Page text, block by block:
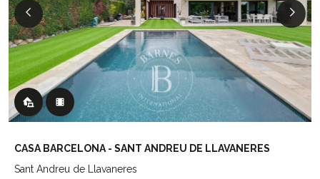
CASA BARCELONA - SANT ANDREU DE LLAVANERES
Sant Andreu de Llavaneres